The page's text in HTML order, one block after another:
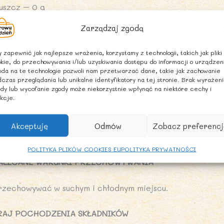
Zarządzaj zgodą
zapewnić jak najlepsze wrażenia, korzystamy z technologii, takich jak pliki
do przechowywania i/lub uzyskiwania dostępu do informacji o
na te technologie pozwoli nam przetwarzać dane, takie jak zachowanie
przeglądania lub unikalne identyfikatory na tej stronie. Brak
lub wycofanie zgody może niekorzystnie wpłynąć na niektóre cechy i
Akceptuję Odmów Zobacz
POLITYKA PLIKÓW COOKIES EUPOLITYKA PRYWATNOŚCI
– 0 g
kwasy tłuszczowe nasycone – 0 g
– 100 g
cukry – 97 g
– 0 g
WARUNKI PRZECHOWYWANIA
w suchym i chłodnym miejscu.
POCHODZENIA SKŁADNIKÓW